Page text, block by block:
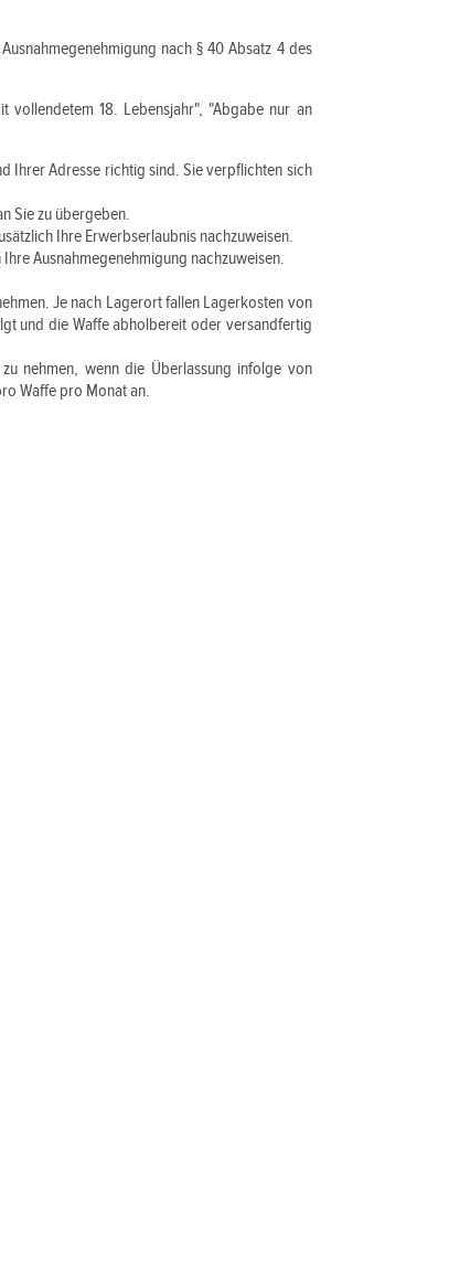
nach § 40 Absatz 4 des
vollendetem 18. Lebensjahr", "Abgabe nur an
Ihrer Adresse richtig sind. Sie verpflichten sich
Sie zu übergeben.
Ihre Erwerbserlaubnis nachzuweisen.
Ausnahmegenehmigung nachzuweisen.
Je nach Lagerort fallen Lagerkosten von
und die Waffe abholbereit oder versandfertig
nehmen, wenn die Überlassung infolge von
Waffe pro Monat an.